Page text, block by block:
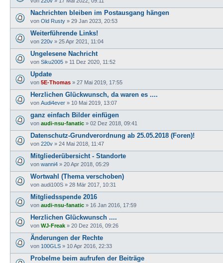
Nachrichten bleiben im Postausgang hängen
von Old Rusty » 29 Jan 2023, 20:53
Weiterführende Links!
von 220v » 25 Apr 2021, 11:04
Ungelesene Nachricht
von Siku2005 » 11 Dez 2020, 11:52
Update
von 5E-Thomas » 27 Mai 2019, 17:55
Herzlichen Glückwunsch, da waren es ....
von Audi4ever » 10 Mai 2019, 13:07
ganz einfach Bilder einfügen
von audi-nsu-fanatic » 02 Dez 2018, 09:41
Datenschutz-Grundverordnung ab 25.05.2018 (Foren)!
von 220v » 24 Mai 2018, 11:47
Mitgliederübersicht - Standorte
von wanni4 » 20 Apr 2018, 05:29
Wortwahl (Thema verschoben)
von audi100S » 28 Mär 2017, 10:31
Mitgliedsspende 2016
von audi-nsu-fanatic » 16 Jan 2016, 17:59
Herzlichen Glückwunsch ....
von WJ-Freak » 20 Dez 2016, 09:26
Änderungen der Rechte
von 100GLS » 10 Apr 2016, 22:33
Probelme beim aufrufen der Beiträge